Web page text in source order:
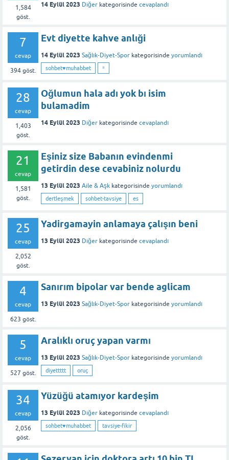
1,584
göst.
14 Eylül 2023 Diğer kategorisinde cevaplandı
7
cevap
394göst.
Evt diyette kahve anlıği
14 Eylül 2023 Sağlık-Diyet-Spor kategorisinde yorumlandı
sohbet♥️muhabbet ⁸
28
cevap
1,403
göst.
Oğlumun hala adı yok bı isim
bulamadim
14 Eylül 2023 Diğer kategorisinde cevaplandı
21
cevap
1,581
göst.
Eşiniz size Babanın evindenmi
getirdin dese cevabiniz nolurdu
13 Eylül 2023 Aile & Aşk kategorisinde yorumlandı
dertleşmek sohbet-tavsiye es
25
cevap
2,052
göst.
Yadirgamayin anlamaya çalışın beni
13 Eylül 2023 Diğer kategorisinde cevaplandı
4
cevap
623 göst.
Sanırım bipolar var bende aglicam
13 Eylül 2023 Sağlık-Diyet-Spor kategorisinde yorumlandı
5
cevap
527 göst.
Aralıklı oruç yapan varmı
13 Eylül 2023 Sağlık-Diyet-Spor kategorisinde yorumlandı
diyettttt oruç
34
cevap
2,056
göst.
Yüzüğü atamıyor kardeşim
13 Eylül 2023 Diğer kategorisinde cevaplandı
sohbet♥️muhabbet tavsiye-fikir